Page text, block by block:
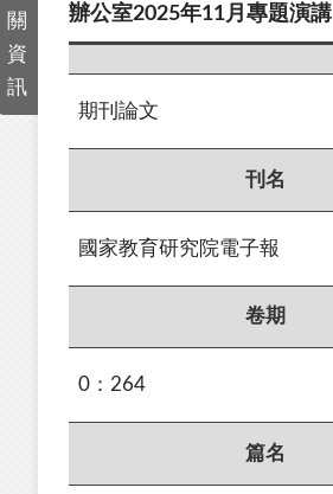
關
資
訊
辦公室2025年11月專題演講
期刊論文
刊名
國家教育研究院電子報
卷期
0：264
篇名